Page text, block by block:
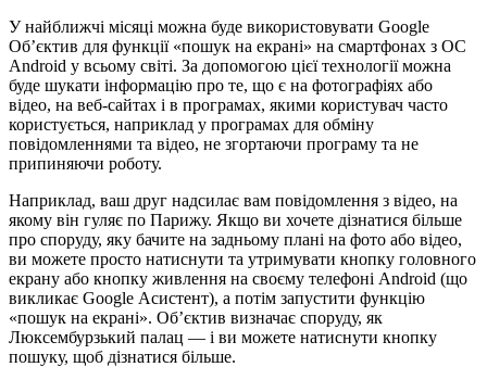
У найближчі місяці можна буде використовувати Google
Об’єктив для функції «пошук на екрані» на смартфонах з ОС
Android у всьому світі. За допомогою цієї технології можна
буде шукати інформацію про те, що є на фотографіях або
відео, на веб-сайтах і в програмах, якими користувач часто
користується, наприклад у програмах для обміну
повідомленнями та відео, не згортаючи програму та не
припиняючи роботу.
Наприклад, ваш друг надсилає вам повідомлення з відео, на
якому він гуляє по Парижу. Якщо ви хочете дізнатися більше
про споруду, яку бачите на задньому плані на фото або відео,
ви можете просто натиснути та утримувати кнопку головного
екрану або кнопку живлення на своєму телефоні Android (що
викликає Google Асистент), а потім запустити функцію
«пошук на екрані». Об’єктив визначає споруду, як
Люксембурзький палац — і ви можете натиснути кнопку
пошуку, щоб дізнатися більше.